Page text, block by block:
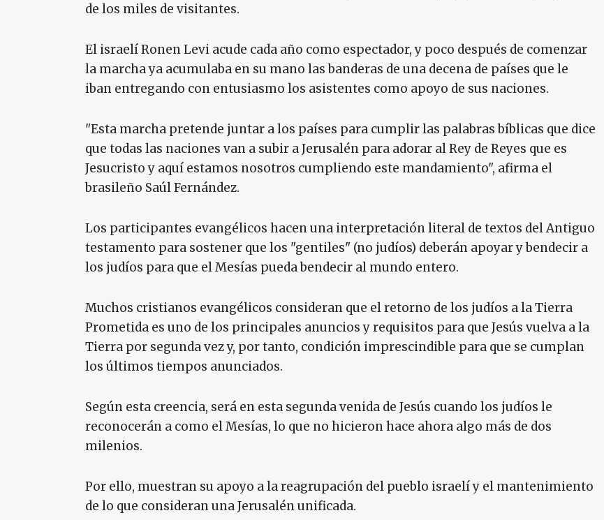
de los miles de visitantes.
El israelí Ronen Levi acude cada año como espectador, y poco después de comenzar
la marcha ya acumulaba en su mano las banderas de una decena de países que le
iban entregando con entusiasmo los asistentes como apoyo de sus naciones.
"Esta marcha pretende juntar a los países para cumplir las palabras bíblicas que dice
que todas las naciones van a subir a Jerusalén para adorar al Rey de Reyes que es
Jesucristo y aquí estamos nosotros cumpliendo este mandamiento", afirma el
brasileño Saúl Fernández.
Los participantes evangélicos hacen una interpretación literal de textos del Antiguo
testamento para sostener que los "gentiles" (no judíos) deberán apoyar y bendecir a
los judíos para que el Mesías pueda bendecir al mundo entero.
Muchos cristianos evangélicos consideran que el retorno de los judíos a la Tierra
Prometida es uno de los principales anuncios y requisitos para que Jesús vuelva a la
Tierra por segunda vez y, por tanto, condición imprescindible para que se cumplan
los últimos tiempos anunciados.
Según esta creencia, será en esta segunda venida de Jesús cuando los judíos le
reconocerán a como el Mesías, lo que no hicieron hace ahora algo más de dos
milenios.
Por ello, muestran su apoyo a la reagrupación del pueblo israelí y el mantenimiento
de lo que consideran una Jerusalén unificada.